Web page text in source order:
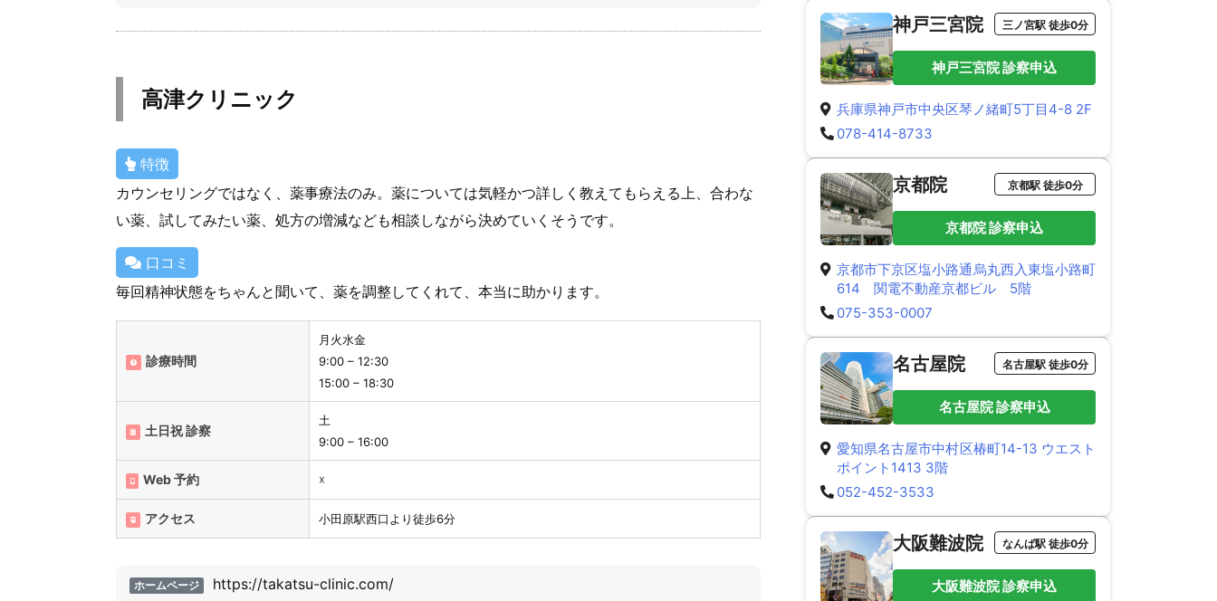
高津クリニック
特徴
カウンセリングではなく、薬事療法のみ。薬については気軽かつ詳しく教えてもらえる上、合わな
い薬、試してみたい薬、処方の増減なども相談しながら決めていくそうです。
口コミ
毎回精神状態をちゃんと聞いて、薬を調整してくれて、本当に助かります。
診療時間
月火水金
9:00 – 12:30
15:00 – 18:30
土日祝 診察
土
9:00 – 16:00
Web 予約 ☓
アクセス 小田原駅西口より徒歩6分
ホームページ https://takatsu-clinic.com/
神戸三宮院 三ノ宮駅 徒歩0分
神戸三宮院 診察申込
兵庫県神戸市中央区琴ノ緒町5丁目4-8 2F
078-414-8733
京都院 京都駅 徒歩0分
京都院 診察申込
京都市下京区塩小路通烏丸西入東塩小路町
614 関電不動産京都ビル 5階
075-353-0007
名古屋院 名古屋駅 徒歩0分
名古屋院 診察申込
愛知県名古屋市中村区椿町14-13 ウエスト
ポイント1413 3階
052-452-3533
大阪難波院 なんば駅 徒歩0分
大阪難波院 診察申込